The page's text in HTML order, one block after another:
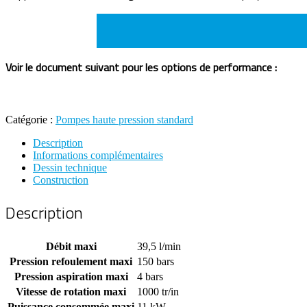
Voir le document suivant pour les options de performance :
Catégorie : Pompes haute pression standard
Description
Informations complémentaires
Dessin technique
Construction
Description
Débit maxi
39,5 l/min
Pression refoulement maxi 150 bars
Pression aspiration maxi
4 bars
Vitesse de rotation maxi
1000 tr/in